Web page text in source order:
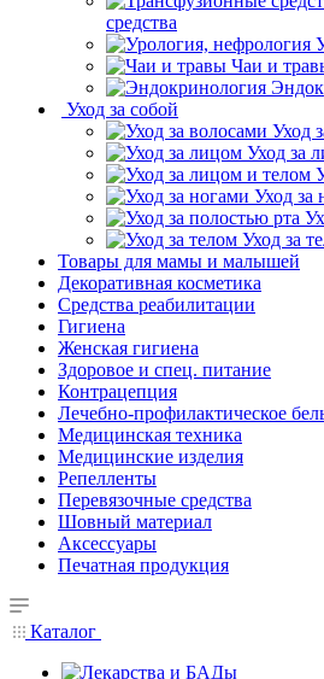
средства
Чаи и
Уход за собой
Уход
Уход за
Уход за
Уход за
Товары для мамы и малышей
Декоративная косметика
Средства реабилитации
Гигиена
Женская гигиена
Здоровое и спец. питание
Контрацепция
Лечебно-профилактическое
Медицинская техника
Медицинские изделия
Репелленты
Перевязочные средства
Шовный материал
Аксессуары
Печатная продукция
Каталог